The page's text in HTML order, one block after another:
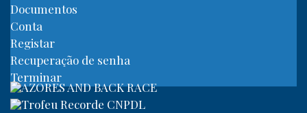
Documentos
Conta
Registar
Recuperação de senha
Terminar